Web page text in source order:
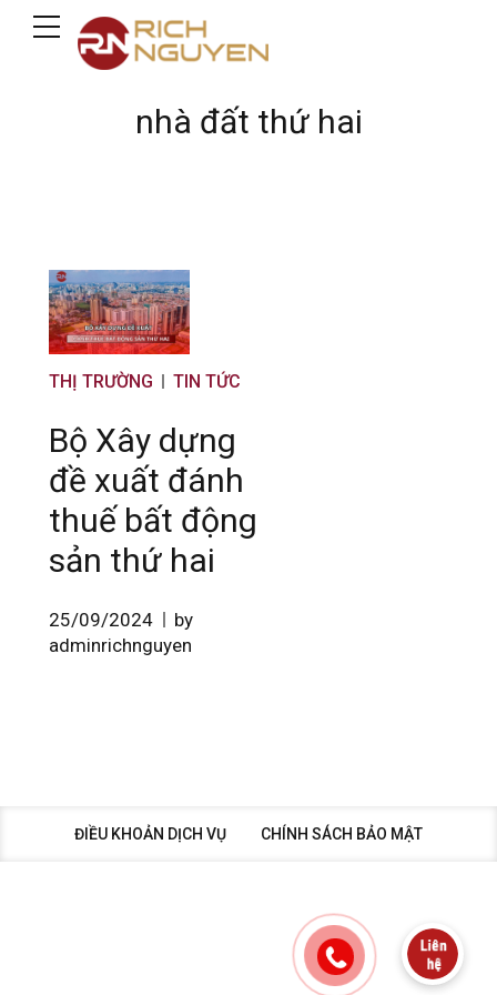
nhà đất thứ hai
THỊ TRƯỜNG TIN TỨC
Bộ Xây dựng
đề xuất đánh
thuế bất động
sản thứ hai
25/09/2024
by
adminrichnguyen
ĐIỀU KHOẢN DỊCH VỤ CHÍNH SÁCH BẢO MẬT